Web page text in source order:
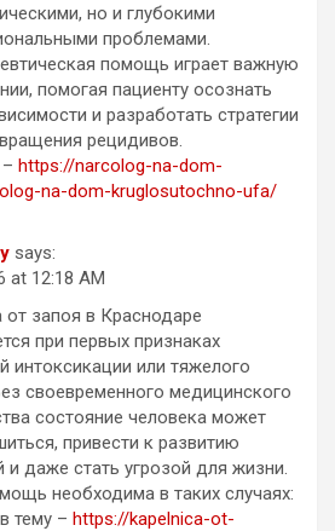
но и глубокими
проблемами.
помощь играет важную
помогая пациенту осознать
и разработать стратегии
рецидивов.
https://narcolog-na-dom-
na-dom-kruglosutochno-ufa/
says:
at 12:18 AM
от запоя в Краснодаре
при первых признаках
интоксикации или тяжелого
своевременного медицинского
состояние человека может
привести к развитию
и даже стать угрозой для жизни.
необходима в таких случаях:
тему – https://kapelnica-ot-